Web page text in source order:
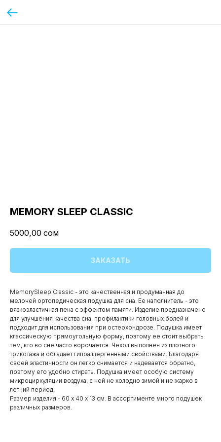
MEMORY SLEEP CLASSIC
5000,00 сом
ЗАКАЗАТЬ
MemorySleep Classic - это качественная и продуманная до
мелочей ортопедическая подушка для сна. Ее наполнитель - это
вязкоэластичная пена с эффектом памяти. Изделие предназначено
для улучшения качества сна, профилактики головных болей и
подходит для использования при остеохондрозе. Подушка имеет
классическую прямоугольную форму, поэтому ее стоит выбрать
тем, кто во сне часто ворочается. Чехол выполнен из плотного
трикотажа и обладает гипоаллергенными свойствами. Благодаря
своей эластичности он легко снимается и надевается обратно,
поэтому его удобно стирать. Подушка имеет особую систему
микроциркуляции воздуха, с ней не холодно зимой и не жарко в
летний период.
Размер изделия - 60 х 40 х 13 см. В ассортименте много подушек
различных размеров.